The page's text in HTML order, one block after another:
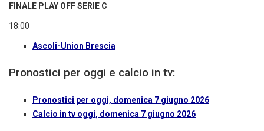
FINALE PLAY OFF SERIE C
18:00
Ascoli-Union Brescia
Pronostici per oggi e calcio in tv:
Pronostici per oggi, domenica 7 giugno 2026
Calcio in tv oggi, domenica 7 giugno 2026